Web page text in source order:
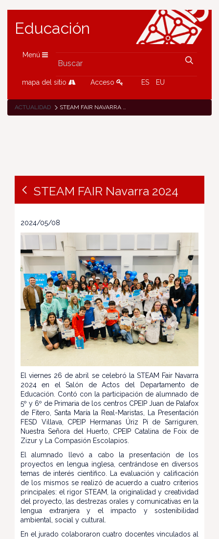
Educación
Menú
mapa del sitio Acceso ES EU
ACTUALIDAD STEAM FAIR NAVARRA 2024
STEAM FAIR Navarra 2024
2024/05/08
El viernes 26 de abril se celebró la STEAM Fair Navarra
2024 en el Salón de Actos del Departamento de
Educación. Contó con la participación de alumnado de
5º y 6º de Primaria de los centros CPEIP Juan de Palafox
de Fitero, Santa María la Real-Maristas, La Presentación
FESD Villava, CPEIP Hermanas Úriz Pi de Sarriguren,
Nuestra Señora del Huerto, CPEIP Catalina de Foix de
Zizur y La Compasión Escolapios.
El alumnado llevó a cabo la presentación de los
proyectos en lengua inglesa, centrándose en diversos
temas de interés científico. La evaluación y calificación
de los mismos se realizó de acuerdo a cuatro criterios
principales: el rigor STEAM, la originalidad y creatividad
del proyecto, las destrezas orales y comunicativas en la
lengua extranjera y el impacto y sostenibilidad
ambiental, social y cultural.
En el jurado colaboraron cuatro docentes vinculados al